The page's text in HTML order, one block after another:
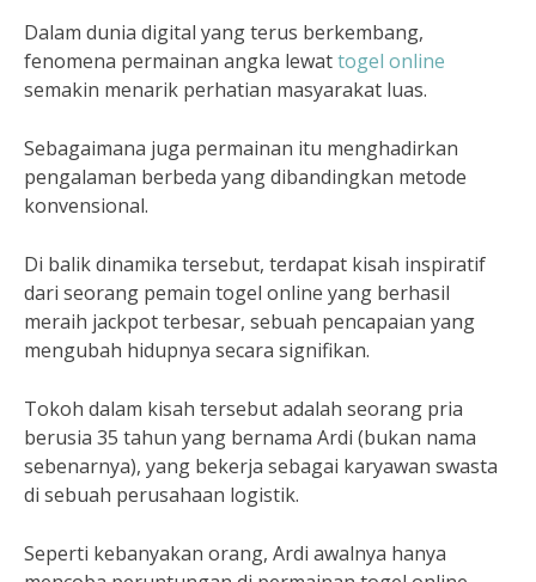
Dalam dunia digital yang terus berkembang,
fenomena permainan angka lewattogel online
semakin menarik perhatian masyarakat luas.
Sebagaimana juga permainan itu menghadirkan
pengalaman berbeda yang dibandingkan metode
konvensional.
Di balik dinamika tersebut, terdapat kisah inspiratif
dari seorang pemain togel online yang berhasil
meraih jackpot terbesar, sebuah pencapaian yang
mengubah hidupnya secara signifikan.
Tokoh dalam kisah tersebut adalah seorang pria
berusia 35 tahun yang bernama Ardi (bukan nama
sebenarnya), yang bekerja sebagai karyawan swasta
di sebuah perusahaan logistik.
Seperti kebanyakan orang, Ardi awalnya hanya